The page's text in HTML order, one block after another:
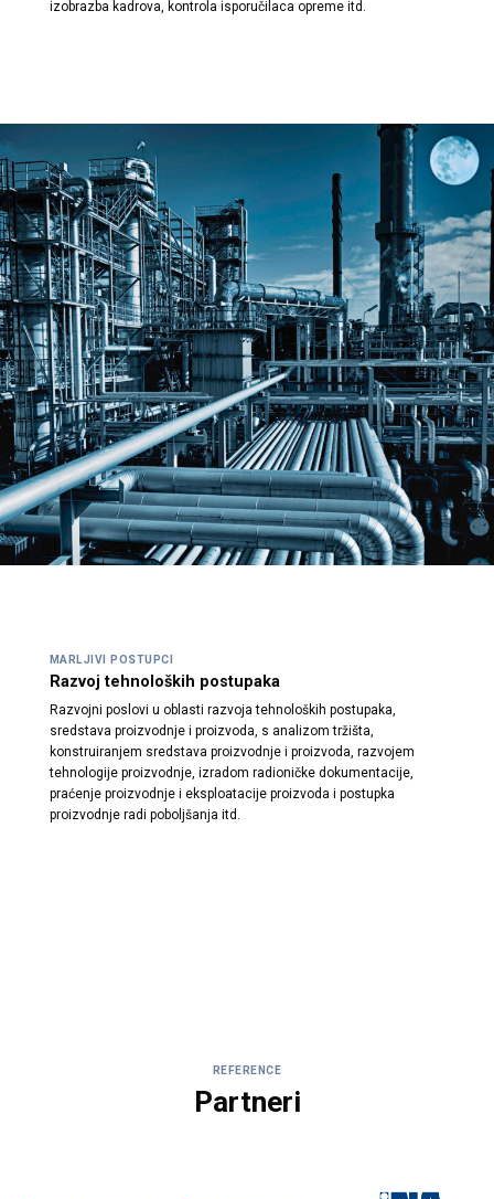
izobrazba kadrova, kontrola isporučilaca opreme itd.
MARLJIVI POSTUPCI
Razvoj tehnoloških postupaka
Razvojni poslovi u oblasti razvoja tehnoloških postupaka,
sredstava proizvodnje i proizvoda, s analizom tržišta,
konstruiranjem sredstava proizvodnje i proizvoda, razvojem
tehnologije proizvodnje, izradom radioničke dokumentacije,
praćenje proizvodnje i eksploatacije proizvoda i postupka
proizvodnje radi poboljšanja itd.
REFERENCE
Partneri